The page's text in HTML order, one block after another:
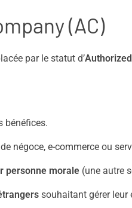
(AC)
par le statut d’
bénéfices.
négoce, e-commerce ou
personne morale (une autre
souhaitant gérer leur